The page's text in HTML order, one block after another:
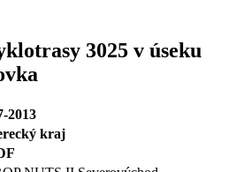
3025 v úseku
2013
kraj